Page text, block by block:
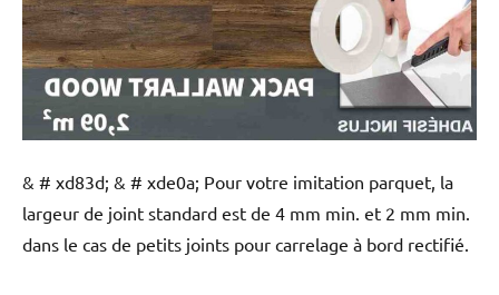
& # xd83d; & # xde0a; Pour votre imitation parquet, la
largeur de joint standard est de 4 mm min. et 2 mm min.
dans le cas de petits joints pour carrelage à bord rectifié.